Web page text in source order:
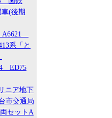
(後期
A6621
系「と
4 ED75
ニア地下
市交通局
セットA